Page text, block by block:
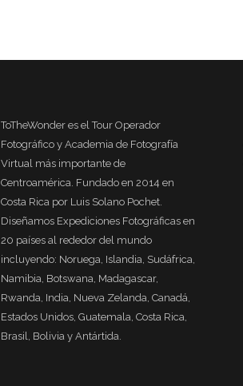
ToTheWonder es el Tour Operador
Fotográfico y Academia de Fotografía
Virtual más importante de
Centroamérica. Fundado en 2014 en
Costa Rica por Luis Solano Pochet.
Diseñamos Expediciones Fotográficas en
20 países al rededor del mundo
incluyendo: Noruega, Islandia, Sudáfrica,
Namibia, Botswana, Madagascar,
Rwanda, India, Nueva Zelanda, Canadá,
Estados Unidos, Guatemala, Costa Rica,
Brasil, Bolivia y Antártida.